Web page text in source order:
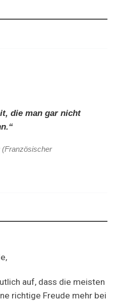
die man gar nicht
auf, dass die meisten
richtige Freude mehr bei